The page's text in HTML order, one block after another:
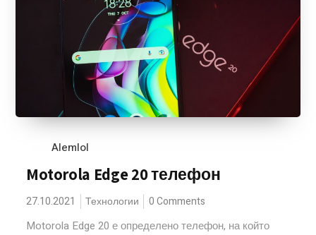
Alemlol
Motorola Edge 20 телефон
27.10.2021 Технологии 0 Comments
Motorola Edge 20 е определено телефон, на който